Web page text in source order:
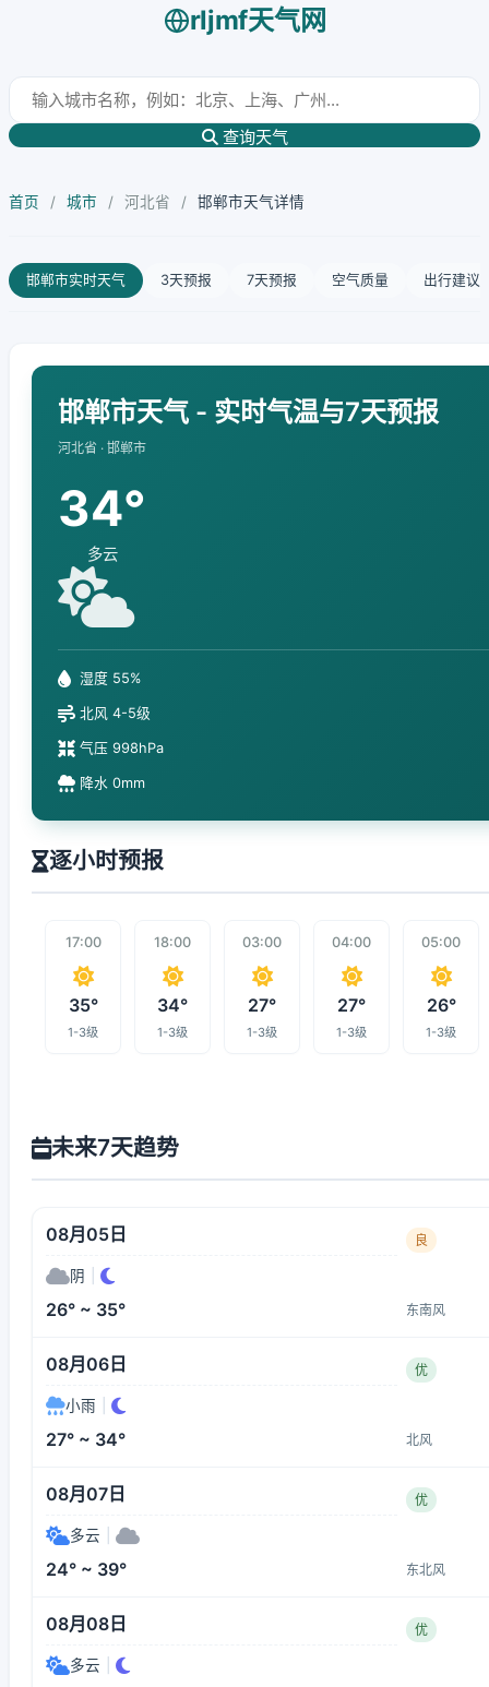
rljmf天气网
查询天气
首页 / 城市 / 河北省 / 邯郸市天气详情
邯郸市实时天气 3天预报 7天预报 空气质量 出行建议
邯郸市天气 - 实时气温与7天预报
河北省 · 邯郸市
34°
多云
湿度 55%
北风 4-5级
气压 998hPa
降水 0mm
逐小时预报
17:00
35°
1-3级
18:00
34°
1-3级
03:00
27°
1-3级
04:00
27°
1-3级
05:00
26°
1-3级
未来7天趋势
08月05日 良
阴
26° ~ 35° 东南风
08月06日 优
小雨
27° ~ 34° 北风
08月07日 优
多云
24° ~ 39° 东北风
08月08日 优
多云